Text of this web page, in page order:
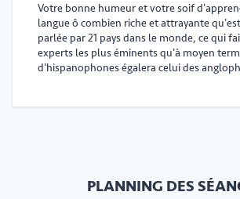
Votre bonne humeur et votre soif
langue ô combien riche et attrayante qu'est
parlée par 21 pays dans le monde, ce qui
experts les plus éminents qu'à moyen
d'hispanophones égalera celui des
PLANNING DES